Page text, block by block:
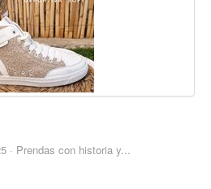
· Prendas con historia y...